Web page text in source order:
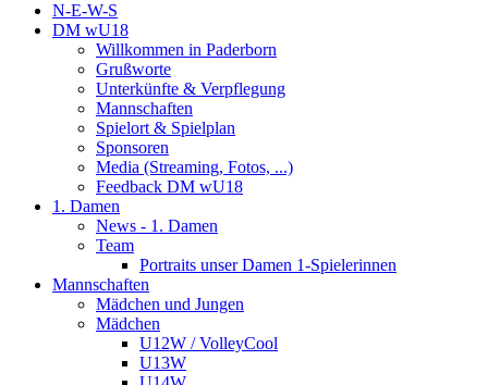
N-E-W-S
DM wU18
Willkommen in Paderborn
Grußworte
Unterkünfte & Verpflegung
Mannschaften
Spielort & Spielplan
Sponsoren
Media (Streaming, Fotos, ...)
Feedback DM wU18
1. Damen
News - 1. Damen
Team
Portraits unser Damen 1-Spielerinnen
Mannschaften
Mädchen und Jungen
Mädchen
U12W / VolleyCool
U13W